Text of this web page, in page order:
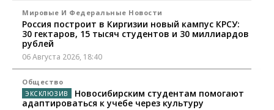
Мировые И Федеральные Новости
Россия построит в Киргизии новый кампус КРСУ:
30 гектаров, 15 тысяч студентов и 30 миллиардов
рублей
06 Августа 2026, 18:40
Общество
Новосибирским студентам помогают
адаптироваться к учебе через культуру